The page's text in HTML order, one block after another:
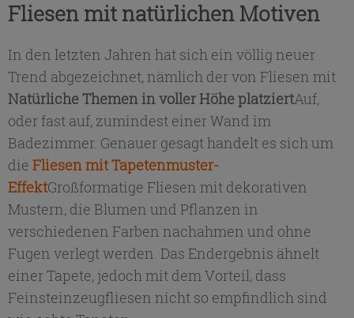
Fliesen mit natürlichen Motiven
In den letzten Jahren hat sich ein völlig neuer
Trend abgezeichnet, nämlich der von Fliesen mit
Natürliche Themen in voller Höhe platziertAuf,
oder fast auf, zumindest einer Wand im
Badezimmer. Genauer gesagt handelt es sich um
die Fliesen mit Tapetenmuster-
EffektGroßformatige Fliesen mit dekorativen
Mustern, die Blumen und Pflanzen in
verschiedenen Farben nachahmen und ohne
Fugen verlegt werden. Das Endergebnis ähnelt
einer Tapete, jedoch mit dem Vorteil, dass
Feinsteinzeugfliesen nicht so empfindlich sind